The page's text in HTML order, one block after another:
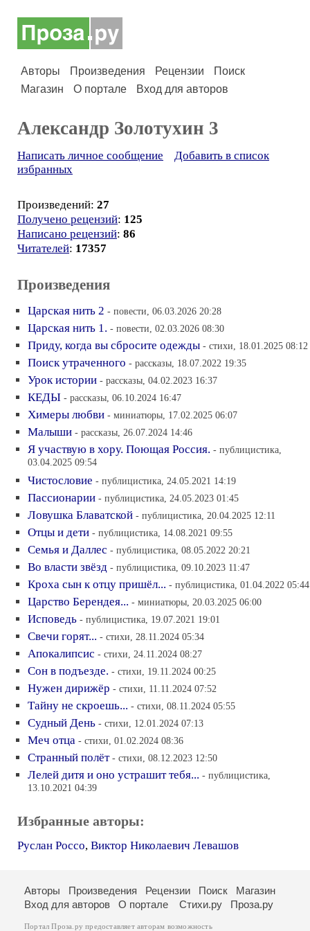
Авторы Произведения Рецензии
Поиск
Магазин
О портале Вход для авторов
Александр Золотухин 3
Написать личное сообщение
Добавить в список
избранных
Произведений: 27
Получено рецензий: 125
Написано рецензий: 86
Читателей: 17357
Произведения
Царская нить 2 - повести, 06.03.2026 20:28
Царская нить 1. - повести, 02.03.2026 08:30
Приду, когда вы сбросите одежды - стихи, 18.01.2025 08:12
Поиск утраченного - рассказы, 18.07.2022 19:35
Урок истории - рассказы, 04.02.2023 16:37
КЕДЫ - рассказы, 06.10.2024 16:47
Химеры любви - миниатюры, 17.02.2025 06:07
Малыши - рассказы, 26.07.2024 14:46
Я участвую в хору. Поющая Россия. - публицистика,
03.04.2025 09:54
Чистословие - публицистика, 24.05.2021 14:19
Пассионарии - публицистика, 24.05.2023 01:45
Ловушка Блаватской - публицистика, 20.04.2025 12:11
Отцы и дети - публицистика, 14.08.2021 09:55
Семья и Даллес - публицистика, 08.05.2022 20:21
Во власти звёзд - публицистика, 09.10.2023 11:47
Кроха сын к отцу пришёл... - публицистика, 01.04.2022 05:44
Царство Берендея... - миниатюры, 20.03.2025 06:00
Исповедь - публицистика, 19.07.2021 19:01
Свечи горят... - стихи, 28.11.2024 05:34
Апокалипсис - стихи, 24.11.2024 08:27
Сон в подъезде. - стихи, 19.11.2024 00:25
Нужен дирижёр - стихи, 11.11.2024 07:52
Тайну не скроешь... - стихи, 08.11.2024 05:55
Судный День - стихи, 12.01.2024 07:13
Меч отца - стихи, 01.02.2024 08:36
Странный полёт - стихи, 08.12.2023 12:50
Лелей дитя и оно устрашит тебя... - публицистика,
13.10.2021 04:39
Избранные авторы:
Руслан Россо, Виктор Николаевич Левашов
Авторы Произведения Рецензии Поиск
Магазин
Вход для авторов
О портале Стихи.ру Проза.ру
Портал Проза.ру предоставляет авторам возможность